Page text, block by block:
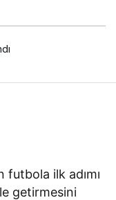
futbola ilk adımı
getirmesini